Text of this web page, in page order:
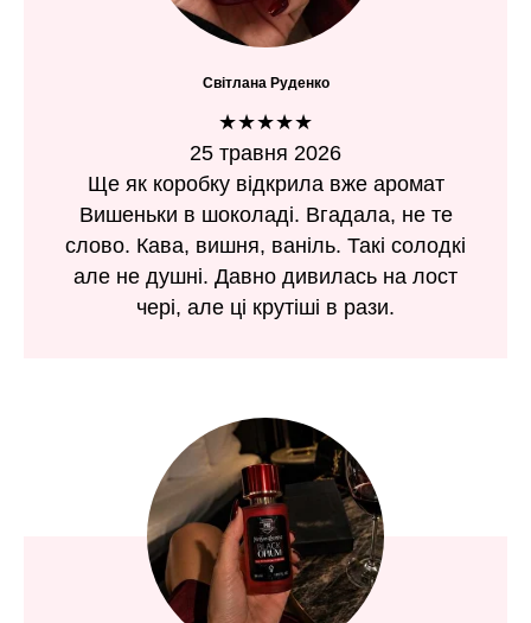
Світлана Руденко
★★★★★
25 травня 2026
Ще як коробку відкрила вже аромат
Вишеньки в шоколаді. Вгадала, не те
слово. Кава, вишня, ваніль. Такі солодкі
але не душні. Давно дивилась на лост
чері, але ці крутіші в рази.